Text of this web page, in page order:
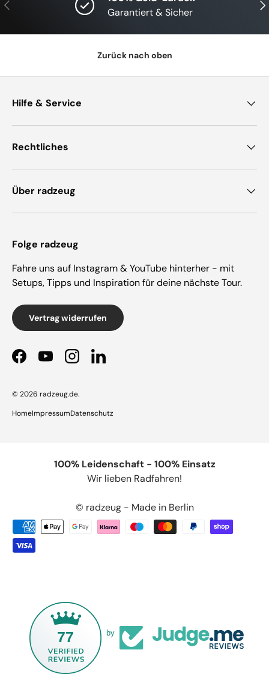
Garantiert & Sicher
Zurück nach oben
Hilfe & Service
Rechtliches
Über radzeug
Folge radzeug
Fahre uns auf Instagram & YouTube hinterher - mit
Setups, Tipps und Inspiration für deine nächste Tour.
Vertrag widerrufen
FacebookYouTubeInstagramLinkedIn
© 2026 radzeug.de.
HomeImpressumDatenschutz
100% Leidenschaft - 100% Einsatz
Wir lieben Radfahren!
© radzeug - Made in Berlin
77 by